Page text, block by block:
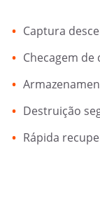
Captura
Checagem
Destruição
Rápida